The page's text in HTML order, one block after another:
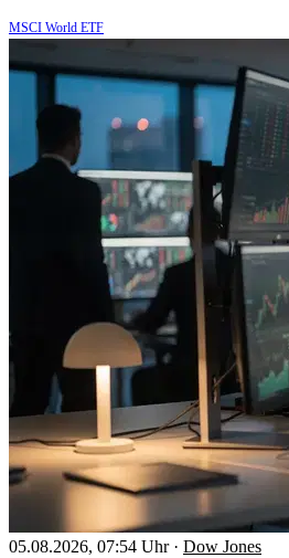
MSCI World ETF
05.08.2026, 07:54 Uhr · Dow Jones